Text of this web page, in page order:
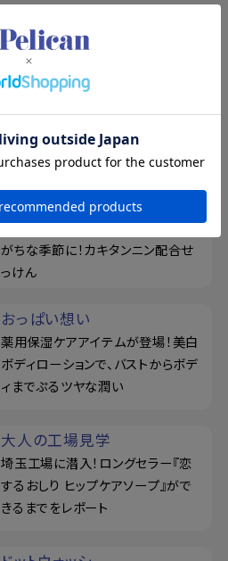
夏の新規入会キャンペーン
8/17まで！夏の素肌を、もっと好き
る
ベタつきやお肌のニオイが気になり
がちな季節に！カキタンニン配合せ
っけん
おっぱい想い
薬用保湿ケアアイテムが登場！美白
ボディローションで、バストからボデ
ィまでぷるツヤな潤い
大人の工場見学
埼玉工場に潜入！ロングセラー『恋
するおしり ヒップケアソープ』がで
きるまでをレポート